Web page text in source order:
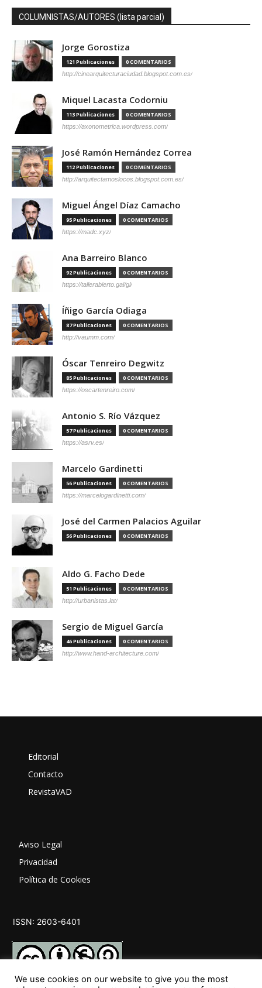
COLUMNISTAS/AUTORES (lista parcial)
Jorge Gorostiza
121 Publicaciones 0 COMENTARIOS
http://cinearquitecturaciudad.blogspot.com.es/
Miquel Lacasta Codorniu
113 Publicaciones 0 COMENTARIOS
https://axonometrica.wordpress.com/
José Ramón Hernández Correa
112 Publicaciones 0 COMENTARIOS
http://arquitectamoslocos.blogspot.com.es/
Miguel Ángel Díaz Camacho
95 Publicaciones 0 COMENTARIOS
https://madc.xyz/
Ana Barreiro Blanco
92 Publicaciones 0 COMENTARIOS
https://tallerabierto.gal/gl/
Íñigo García Odiaga
87 Publicaciones 0 COMENTARIOS
http://vaumm.com/
Óscar Tenreiro Degwitz
85 Publicaciones 0 COMENTARIOS
https://oscartenreiro.com/
Antonio S. Río Vázquez
57 Publicaciones 0 COMENTARIOS
https://asrv.es/
Marcelo Gardinetti
56 Publicaciones 0 COMENTARIOS
https://marcelogardinetti.com/
José del Carmen Palacios Aguilar
56 Publicaciones 0 COMENTARIOS
Aldo G. Facho Dede
51 Publicaciones 0 COMENTARIOS
http://urbanistas.lat/
Sergio de Miguel García
46 Publicaciones 0 COMENTARIOS
http://www.hand-architecture.com/
Editorial
Contacto
RevistaVAD
Aviso Legal
Privacidad
Política de Cookies
ISSN: 2603-6401
We use cookies on our website to give you the most